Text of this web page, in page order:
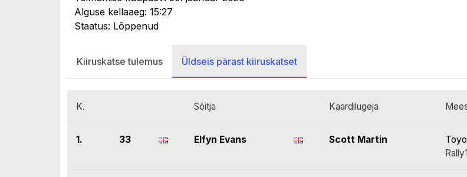
Alguse kellaaeg: 15:27
Staatus: Lõppenud
Kiiruskatse tulemus Üldseis pärast kiiruskatset
K. Sõitja Kaardilugeja
1. 33 Elfyn Evans Scott Martin